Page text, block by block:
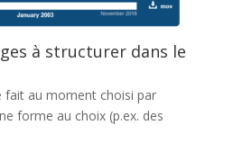
à structurer dans le
fait au moment choisi par
forme au choix (p.ex. des